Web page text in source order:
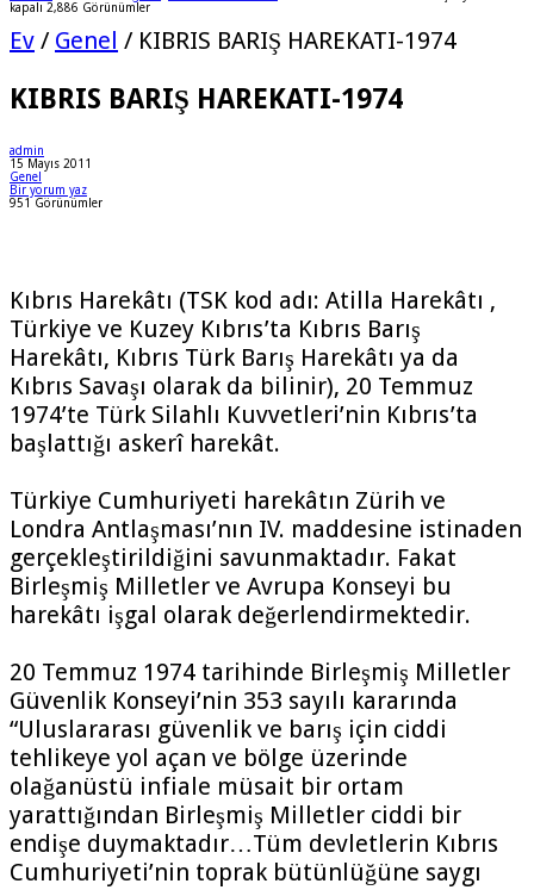
kapalı 2,886 Görünümler
Ev / Genel / KIBRIS BARIŞ HAREKATI-1974
KIBRIS BARIŞ HAREKATI-1974
admin
15 Mayıs 2011
Genel
Bir yorum yaz
951 Görünümler
Kıbrıs Harekâtı (TSK kod adı: Atilla Harekâtı ,
Türkiye ve Kuzey Kıbrıs’ta Kıbrıs Barış
Harekâtı, Kıbrıs Türk Barış Harekâtı ya da
Kıbrıs Savaşı olarak da bilinir), 20 Temmuz
1974’te Türk Silahlı Kuvvetleri’nin Kıbrıs’ta
başlattığı askerî harekât.
Türkiye Cumhuriyeti harekâtın Zürih ve
Londra Antlaşması’nın IV. maddesine istinaden
gerçekleştirildiğini savunmaktadır. Fakat
Birleşmiş Milletler ve Avrupa Konseyi bu
harekâtı işgal olarak değerlendirmektedir.
20 Temmuz 1974 tarihinde Birleşmiş Milletler
Güvenlik Konseyi’nin 353 sayılı kararında
“Uluslararası güvenlik ve barış için ciddi
tehlikeye yol açan ve bölge üzerinde
olağanüstü infiale müsait bir ortam
yarattığından Birleşmiş Milletler ciddi bir
endişe duymaktadır…Tüm devletlerin Kıbrıs
Cumhuriyeti’nin toprak bütünlüğüne saygı